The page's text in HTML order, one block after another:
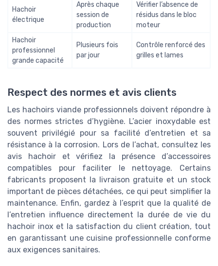
Hachoir
électrique
Après chaque
session de
production
Vérifier l’absence de
résidus dans le bloc
moteur
Hachoir
professionnel
grande capacité
Plusieurs fois
par jour
Contrôle renforcé des
grilles et lames
Respect des normes et avis clients
Les hachoirs viande professionnels doivent répondre à
des normes strictes d’hygiène. L’acier inoxydable est
souvent privilégié pour sa facilité d’entretien et sa
résistance à la corrosion. Lors de l’achat, consultez les
avis hachoir et vérifiez la présence d’accessoires
compatibles pour faciliter le nettoyage. Certains
fabricants proposent la livraison gratuite et un stock
important de pièces détachées, ce qui peut simplifier la
maintenance. Enfin, gardez à l’esprit que la qualité de
l’entretien influence directement la durée de vie du
hachoir inox et la satisfaction du client création, tout
en garantissant une cuisine professionnelle conforme
aux exigences sanitaires.